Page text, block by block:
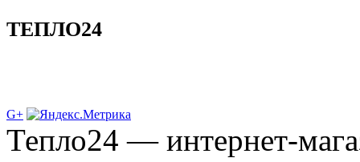
ТЕПЛО24
G+
Тепло24 — интернет-